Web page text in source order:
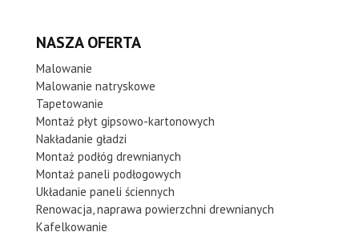
NASZA OFERTA
Malowanie
Malowanie natryskowe
Tapetowanie
Montaż płyt gipsowo-kartonowych
Nakładanie gładzi
Montaż podłóg drewnianych
Montaż paneli podłogowych
Układanie paneli ściennych
Renowacja, naprawa powierzchni drewnianych
Kafelkowanie